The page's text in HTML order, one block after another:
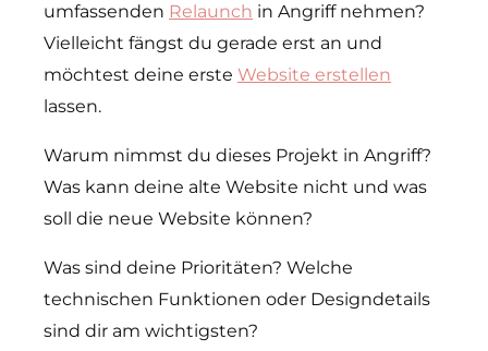
umfassenden Relaunch in Angriff nehmen?
Vielleicht fängst du gerade erst an und
möchtest deine erste Website erstellen
lassen.
Warum nimmst du dieses Projekt in Angriff?
Was kann deine alte Website nicht und was
soll die neue Website können?
Was sind deine Prioritäten? Welche
technischen Funktionen oder Designdetails
sind dir am wichtigsten?